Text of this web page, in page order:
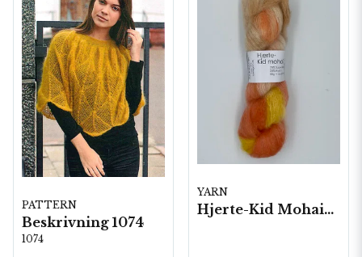
PATTERN
Beskrivning 1074
1074
YARN
Hjerte-Kid Mohair, 5 härvor a50 g./fp.